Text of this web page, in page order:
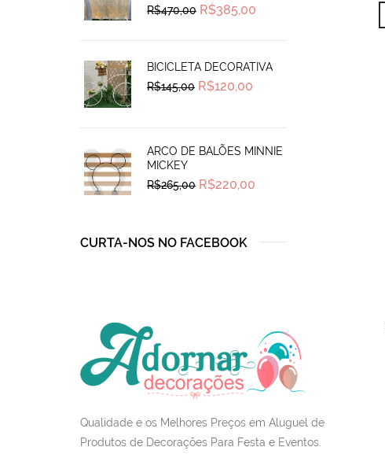
R$470,00 Original
price
R$385,00
BICICLETA DECORATIVA
R$145,00 Original
price
R$120,00
ARCO DE BALÕES MINNIE
MICKEY
R$265,00 Original
price
R$220,00
CURTA-NOS NO FACEBOOK
Qualidade e os Melhores Preços em Aluguel de
Produtos de Decorações Para Festa e Eventos.